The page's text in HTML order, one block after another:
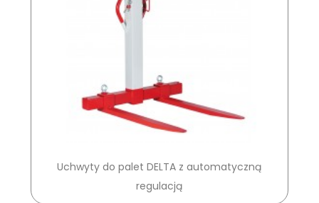
Uchwyty do palet DELTA z automatyczną
regulacją